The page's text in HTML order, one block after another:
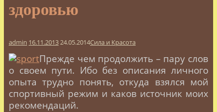
здоровью
admin 16.11.201324.05.2014Сила и Красота
Прежде чем продолжить – пару слов
о своем пути. Ибо без описания личного
опыта трудно понять, откуда взялся мой
спортивный режим и каков источник моих
рекомендаций.